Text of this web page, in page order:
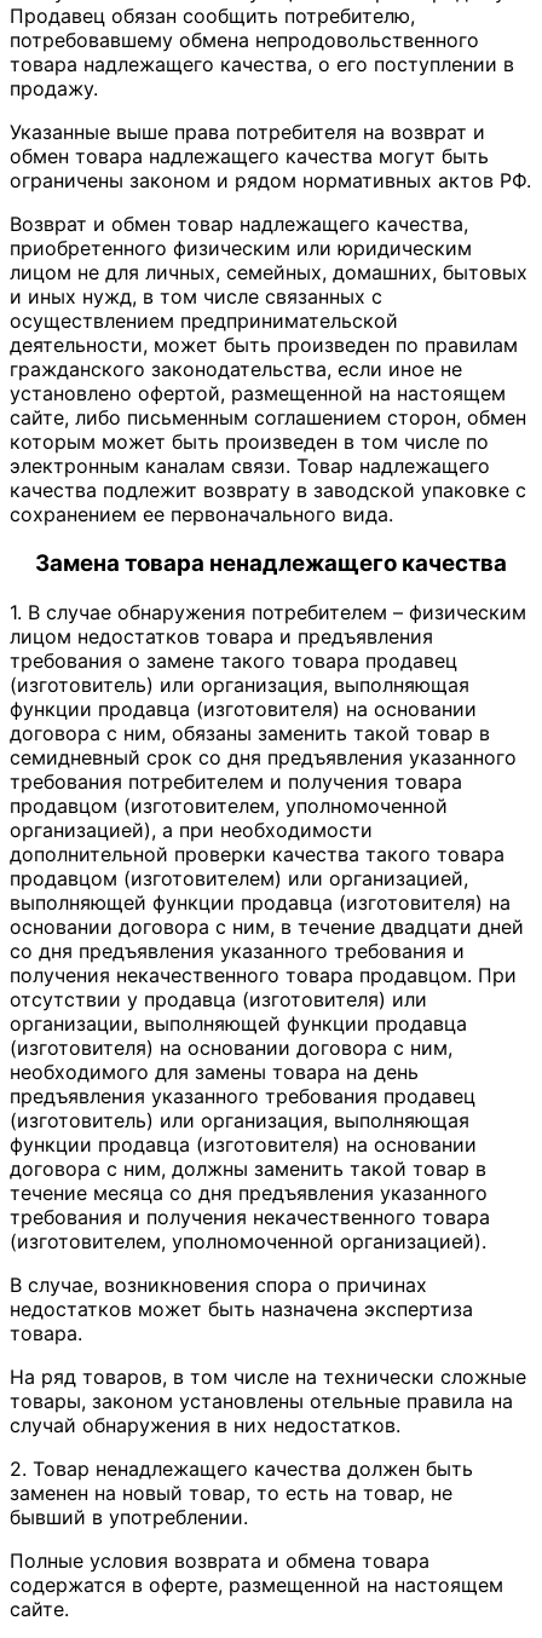
Продавец обязан сообщить потребителю,
потребовавшему обмена непродовольственного
товара надлежащего качества, о его поступлении в
продажу.
Указанные выше права потребителя на возврат и
обмен товара надлежащего качества могут быть
ограничены законом и рядом нормативных актов РФ.
Возврат и обмен товар надлежащего качества,
приобретенного физическим или юридическим
лицом не для личных, семейных, домашних, бытовых
и иных нужд, в том числе связанных с
осуществлением предпринимательской
деятельности, может быть произведен по правилам
гражданского законодательства, если иное не
установлено офертой, размещенной на настоящем
сайте, либо письменным соглашением сторон, обмен
которым может быть произведен в том числе по
электронным каналам связи. Товар надлежащего
качества подлежит возврату в заводской упаковке с
сохранением ее первоначального вида.
Замена товара ненадлежащего качества
1. В случае обнаружения потребителем – физическим
лицом недостатков товара и предъявления
требования о замене такого товара продавец
(изготовитель) или организация, выполняющая
функции продавца (изготовителя) на основании
договора с ним, обязаны заменить такой товар в
семидневный срок со дня предъявления указанного
требования потребителем и получения товара
продавцом (изготовителем, уполномоченной
организацией), а при необходимости
дополнительной проверки качества такого товара
продавцом (изготовителем) или организацией,
выполняющей функции продавца (изготовителя) на
основании договора с ним, в течение двадцати дней
со дня предъявления указанного требования и
получения некачественного товара продавцом. При
отсутствии у продавца (изготовителя) или
организации, выполняющей функции продавца
(изготовителя) на основании договора с ним,
необходимого для замены товара на день
предъявления указанного требования продавец
(изготовитель) или организация, выполняющая
функции продавца (изготовителя) на основании
договора с ним, должны заменить такой товар в
течение месяца со дня предъявления указанного
требования и получения некачественного товара
(изготовителем, уполномоченной организацией).
В случае, возникновения спора о причинах
недостатков может быть назначена экспертиза
товара.
На ряд товаров, в том числе на технически сложные
товары, законом установлены отельные правила на
случай обнаружения в них недостатков.
2. Товар ненадлежащего качества должен быть
заменен на новый товар, то есть на товар, не
бывший в употреблении.
Полные условия возврата и обмена товара
содержатся в оферте, размещенной на настоящем
сайте.